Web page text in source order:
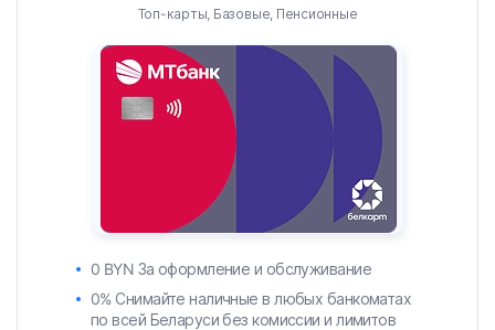
Топ-карты, Базовые, Пенсионные
0 BYN За оформление и обслуживание
0% Снимайте наличные в любых банкоматах
по всей Беларуси без комиссии и лимитов